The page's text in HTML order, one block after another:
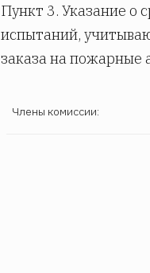
Пункт 3. Указание о
испытаний,
заказа на пожарные
Члены комиссии: